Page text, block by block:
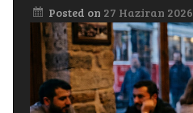
Posted on 27 Haziran 2026